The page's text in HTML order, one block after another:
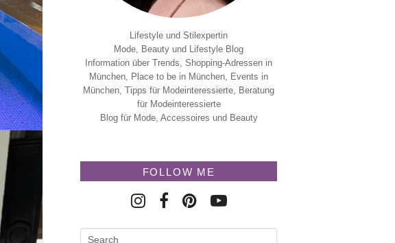
Lifestyle und Stilexpertin
Mode, Beauty und Lifestyle Blog
Information über Trends, Shopping-Adressen in
München, Place to be in München, Events in
München, Tipps für Modeinteressierte, Beratung
für Modeinteressierte
Blog für Mode, Accessoires und Beauty
FOLLOW ME